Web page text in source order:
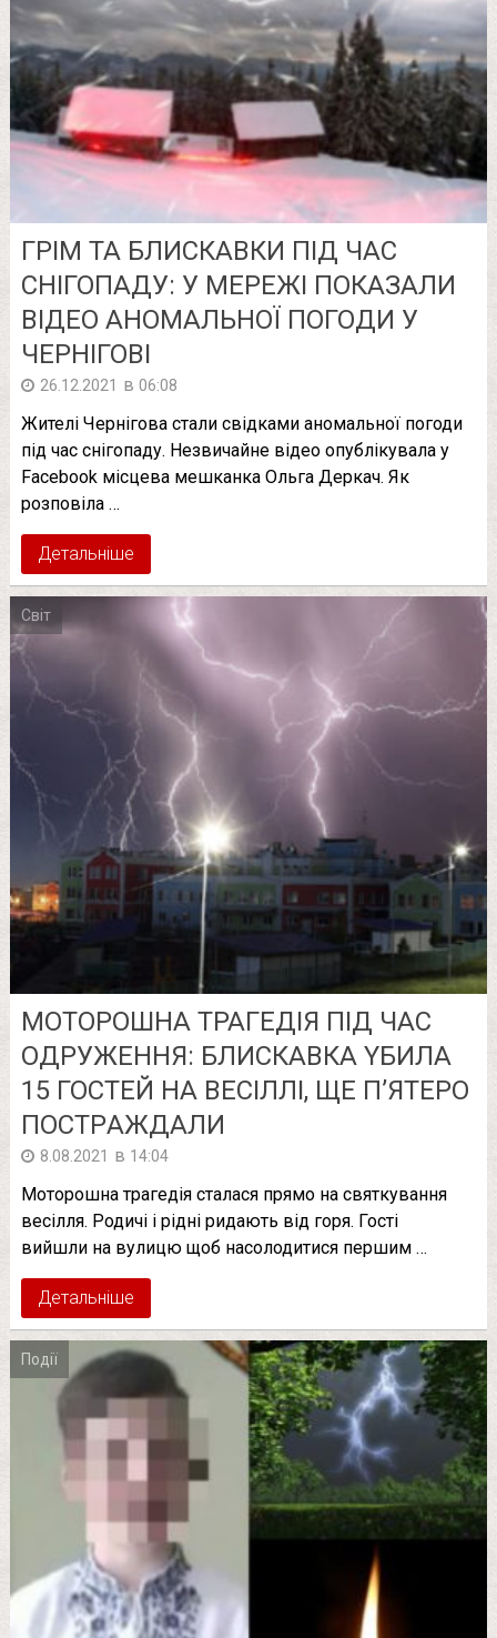
ГРІМ ТА БЛИСКАВКИ ПІД ЧАС
СНІГОПАДУ: У МЕРЕЖІ ПОКАЗАЛИ
ВІДЕО АНОМАЛЬНОЇ ПОГОДИ У
ЧЕРНІГОВІ
26.12.2021 в 06:08
Жителі Чернігова стали свідками аномальної погоди
під час снігопаду. Незвичайне відео опублікувала у
Facebook місцева мешканка Ольга Деркач. Як
розповіла …
Детальніше
Світ
МОТОРОШНА ТРАГЕДІЯ ПІД ЧАС
ОДРУЖЕННЯ: БЛИСКАВКА YБИЛА
15 ГОСТЕЙ НА ВЕСІЛЛІ, ЩЕ П’ЯТЕРО
ПОСТРAЖДAЛИ
8.08.2021 в 14:04
Моторошна трагедія сталася прямо на святкування
весілля. Родичі і рідні ридають від горя. Гості
вийшли на вулицю щоб насолодитися першим …
Детальніше
Події